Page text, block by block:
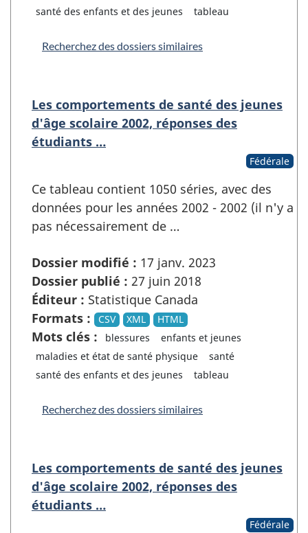
santé des enfants et des jeunes
tableau
Recherchez des dossiers similaires
Les comportements de santé des jeunes
d'âge scolaire 2002, réponses des
étudiants …
Fédérale
Ce tableau contient 1050 séries, avec des
données pour les années 2002 - 2002 (il n'y a
pas nécessairement de …
Dossier modifié : 17 janv. 2023
Dossier publié : 27 juin 2018
Éditeur : Statistique Canada
Formats :
CSV XML HTML
Mots clés : blessures
enfants et jeunes
maladies et état de santé physique
santé
santé des enfants et des jeunes
tableau
Recherchez des dossiers similaires
Les comportements de santé des jeunes
d'âge scolaire 2002, réponses des
étudiants …
Fédérale